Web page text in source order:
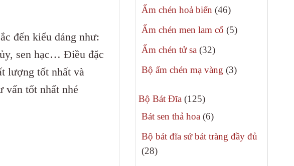
Ấm chén hoả biến 4646
phẩm
Ấm chén men lam cổ 55
Ấm chén tử sa 3232
phẩm
Bộ ấm chén mạ vàng 33
Bộ Bát Đĩa 125125
sản
Bát sen thả hoa 66
phẩm
Bộ bát đĩa sứ bát tràng đầy đủ
2828
đến kiểu dáng như:
sen hạc… Điều đặc
lượng tốt nhất và
vấn tốt nhất nhé